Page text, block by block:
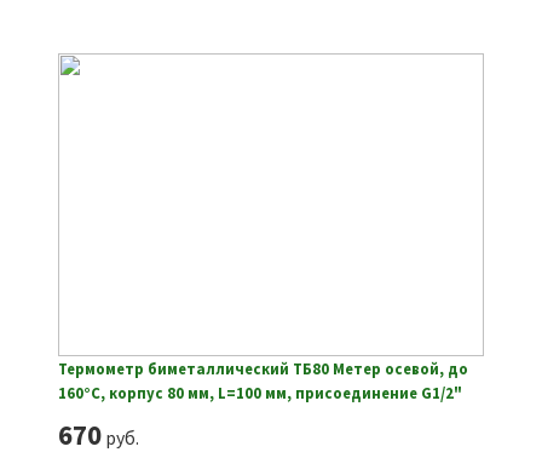
Термометр биметаллический ТБ80 Метер осевой, до
160°С, корпус 80 мм, L=100 мм, присоединение G1/2"
670руб.